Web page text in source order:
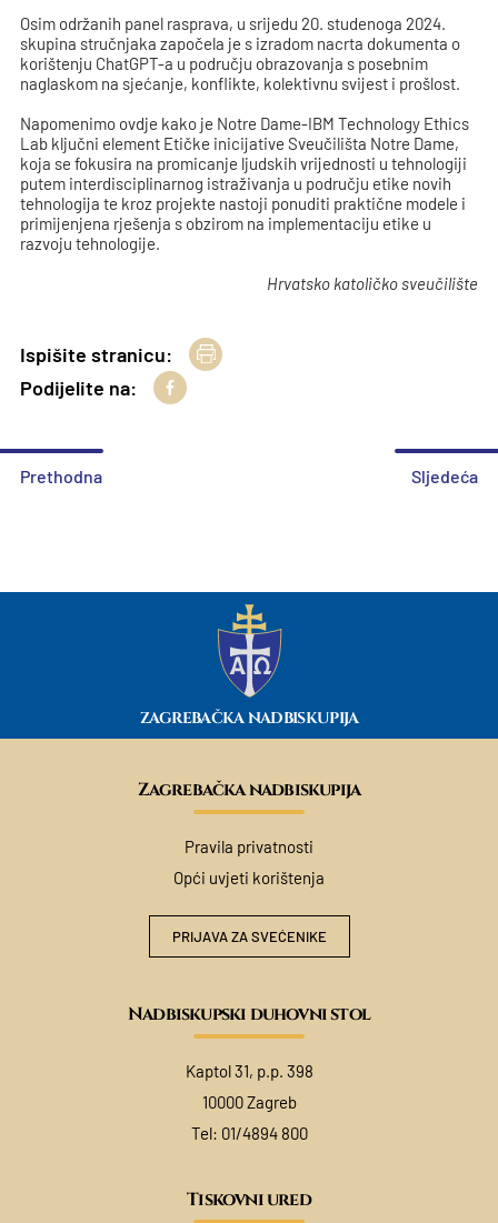
Osim održanih panel rasprava, u srijedu 20. studenoga 2024.
skupina stručnjaka započela je s izradom nacrta dokumenta o
korištenju ChatGPT-a u području obrazovanja s posebnim
naglaskom na sjećanje, konflikte, kolektivnu svijest i prošlost.
Napomenimo ovdje kako je Notre Dame-IBM Technology Ethics
Lab ključni element Etičke inicijative Sveučilišta Notre Dame,
koja se fokusira na promicanje ljudskih vrijednosti u tehnologiji
putem interdisciplinarnog istraživanja u području etike novih
tehnologija te kroz projekte nastoji ponuditi praktične modele i
primijenjena rješenja s obzirom na implementaciju etike u
razvoju tehnologije.
Hrvatsko katoličko sveučilište
Ispišite stranicu:
Podijelite na:
Prethodna Sljedeća
ZAGREBAČKA NADBISKUPIJA
Zagrebačka nadbiskupija
Pravila privatnosti
Opći uvjeti korištenja
PRIJAVA ZA SVEĆENIKE
Nadbiskupski duhovni stol
Kaptol 31, p.p. 398
10000 Zagreb
Tel: 01/4894 800
Tiskovni ured